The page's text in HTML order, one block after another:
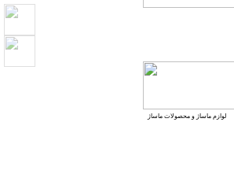
لوازم ماساژ و محصولات ماساژ